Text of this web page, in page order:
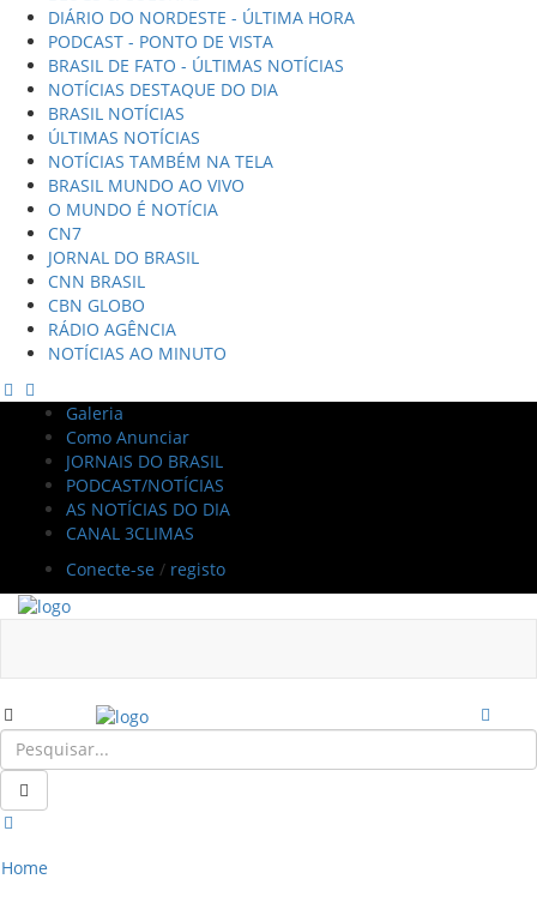
DIÁRIO DO NORDESTE - ÚLTIMA HORA
PODCAST - PONTO DE VISTA
BRASIL DE FATO - ÚLTIMAS NOTÍCIAS
NOTÍCIAS DESTAQUE DO DIA
BRASIL NOTÍCIAS
ÚLTIMAS NOTÍCIAS
NOTÍCIAS TAMBÉM NA TELA
BRASIL MUNDO AO VIVO
O MUNDO É NOTÍCIA
CN7
JORNAL DO BRASIL
CNN BRASIL
CBN GLOBO
RÁDIO AGÊNCIA
NOTÍCIAS AO MINUTO
Galeria
Como Anunciar
JORNAIS DO BRASIL
PODCAST/NOTÍCIAS
AS NOTÍCIAS DO DIA
CANAL 3CLIMAS
Conecte-se / registo
Home